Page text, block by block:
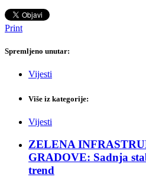
Print
Spremljeno unutar:
Vijesti
Više iz kategorije:
Vijesti
ZELENA
GRADOVE: Sadnja
trend